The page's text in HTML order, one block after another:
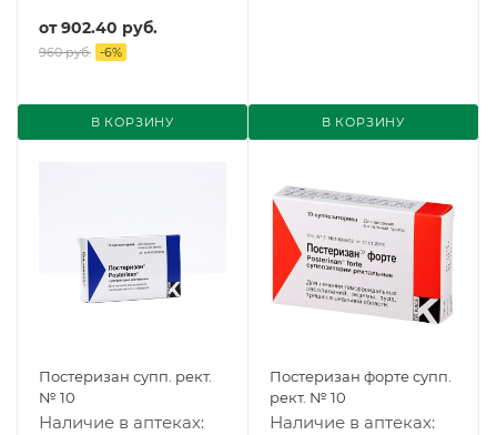
от902.40 руб.
960 руб. -6%
В КОРЗИНУ В КОРЗИНУ
Постеризан супп. рект.
№ 10
Наличие в аптеках:
Постеризан форте супп.
рект. № 10
Наличие в аптеках: